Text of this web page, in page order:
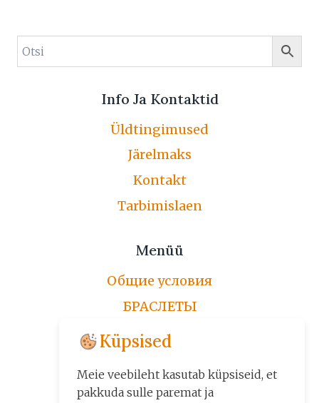
Info Ja Kontaktid
Üldtingimused
Järelmaks
Kontakt
Tarbimislaen
Menüü
Общие условия
БРАСЛЕТЫ
ЦЕПОЧКИ
ПО ЗАКАЗУ
ДРУГИЕ ИЗДЕЛИЯ
Küpsised
Meie veebileht kasutab küpsiseid, et
pakkuda sulle paremat ja